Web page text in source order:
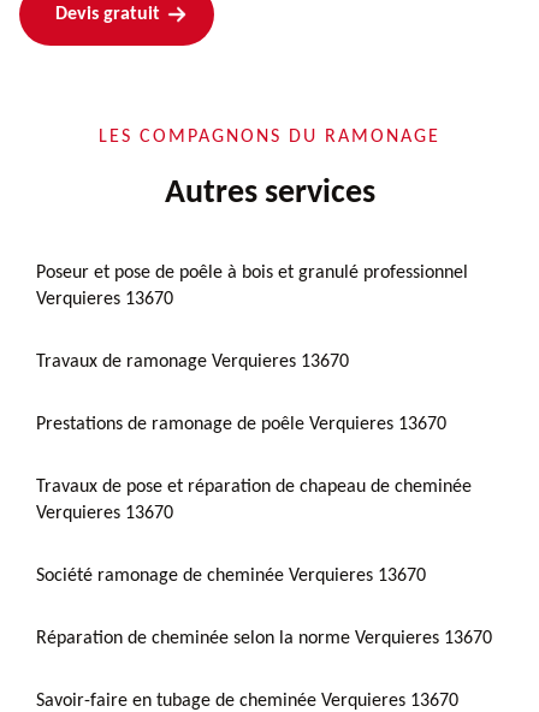
Devis gratuit
LES COMPAGNONS DU RAMONAGE
Autres services
Poseur et pose de poêle à bois et granulé professionnel
Verquieres 13670
Travaux de ramonage Verquieres 13670
Prestations de ramonage de poêle Verquieres 13670
Travaux de pose et réparation de chapeau de cheminée
Verquieres 13670
Société ramonage de cheminée Verquieres 13670
Réparation de cheminée selon la norme Verquieres 13670
Savoir-faire en tubage de cheminée Verquieres 13670